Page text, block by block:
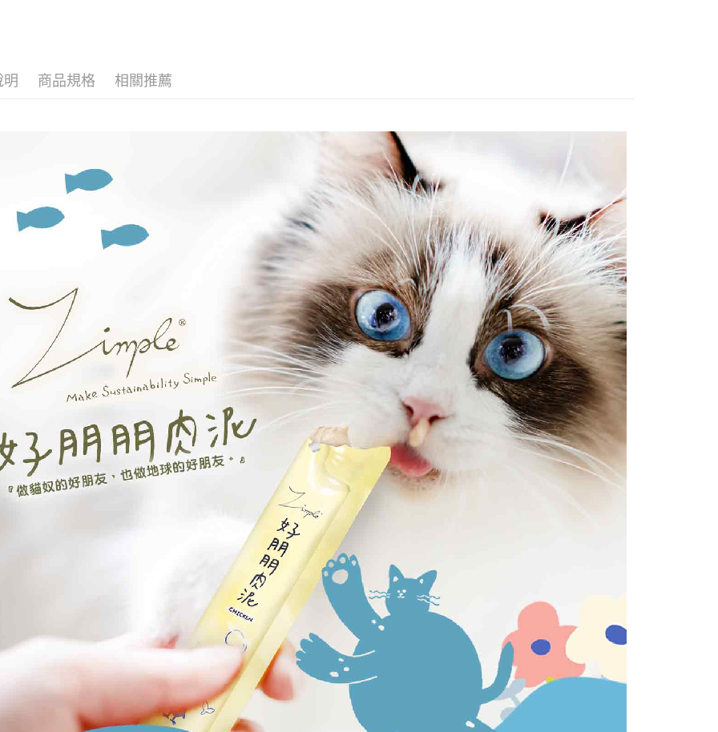
醒簡訊。
2.透過簡訊連結打開帳單後，可選擇「超商條碼／台灣大直營門市／銀行轉
帳／街口支付／iPASS MONEY」等通路繳費。
【注意事項】
1.本服務係由「台灣大哥大股份有限公司」（以下簡稱本公司）所提供，讓
用戶於交易時，得透過本服務購買商品或服務，並由商店將買賣／分期付
款買賣價金債權讓與本公司後，依約使用本公司帳單繳交帳款。
2.基於同意付款使用「大哥付你分期」之契約關係目的，商店將以您的個人
資料（包含姓名、電話或地址）提供予台灣大哥大進項蒐集、處理及利
用，由本公司與您本人進行分期帳單所需資料之確認、核對及更正。
3.完整用戶服務條款，請詳閱以下連結：
https://oppay.tw/userRule
１．於結帳方式選擇「AFTEE先享後付」後，將跳轉至「AFTEE先享後
付」結帳頁面，進行簡訊認證並確認金額後，即可完成結帳。
２．訂單成立數日內，您將收到繳費通知簡訊。
３．收到繳費通知簡訊後14天內，點擊此簡訊中的連結，可透過四大超商
／ATM／網路銀行／等多元方式進行付款，方視為交易完成。
※ 請注意：結帳手續完成當下不需立刻繳費，但若您需要取消訂單，請聯
絡購買商品的店家。未經商家同意取消之訂單仍視為有效，需透過AFTEE
先享後付繳納相關費用。
※ 交易是否成功請以「AFTEE先享後付 」之結帳頁面顯示為準，若有關於
是否繳費成功／繳費後需取消欲退款等相關疑問，請聯繫「AFTEE先享後
付客戶支援中心」https://netprotections.freshdesk.com/support/home
【注意事項】
１．透過由恩沛科技股份有限公司提供之「AFTEE先享後付」服務完成之
交易，需依本服務之必要範圍內提供個人資料，並將交易相關給付款項請
求債權轉讓予恩沛科技股份有限公司。
２．關於個人資料處理事宜，請瀏覽以下網址：
https://aftee.tw/terms/#terms3
３．未成年的使用者請事先徵得法定代理人或監護人之同意方可使用
「AFTEE先享後付」，若未經同意申辦者引起之損失，本公司不負相關責
任。
４．使用「AFTEE先享後付」時，將依據個別帳號之用戶狀況，依本公司
即時審查核予不同之上限額度；若仍有額度不足之情形，本公司將視審查
結果請求用戶進行身份認證。
５．嚴禁一人註冊多個帳號或使用他人資訊註冊。若發現惡意使用之情
形，恩沛科技股份有限公司將有權停止該用戶之使用額度並採取法律行
動。
每筆NT$65，滿NT$1,000(含以上)免運費
付款後全家取貨
每筆NT$65，滿NT$1,000(含以上)免運費
7-11取貨付款
每筆NT$65，滿NT$1,000(含以上)免運費
付款後7-11取貨
每筆NT$65，滿NT$1,000(含以上)免運費
本島宅配
每筆NT$95，滿NT$1,000(含以上)免運費
離島宅配
每筆NT$180
貨到付款
每筆NT$95，滿NT$1,000(含以上)免運費
明 商品規格 相關推薦